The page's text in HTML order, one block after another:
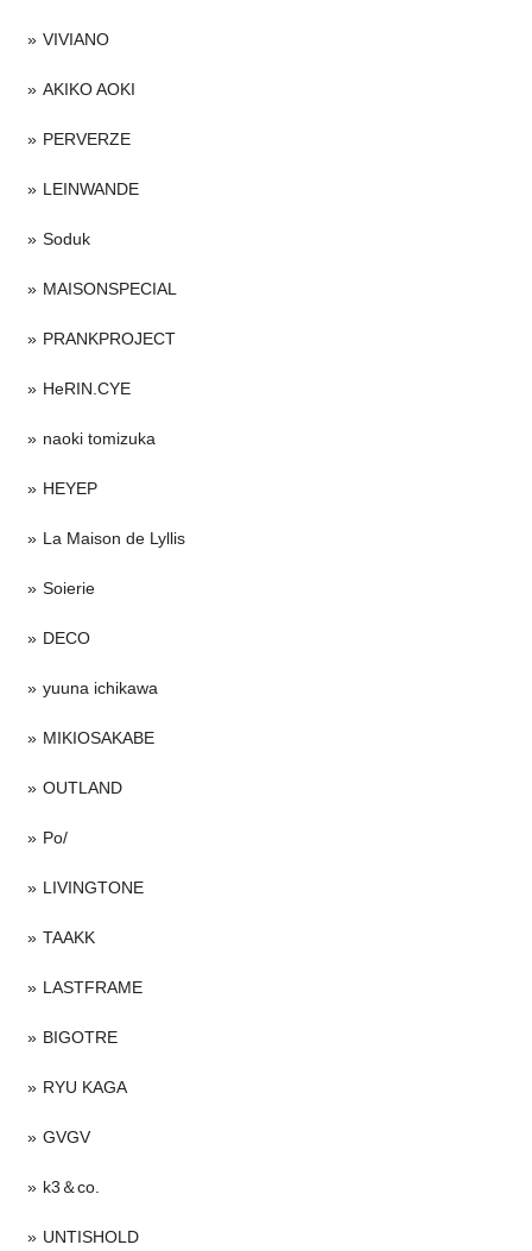
VIVIANO
AKIKO AOKI
PERVERZE
LEINWANDE
Soduk
MAISONSPECIAL
PRANKPROJECT
HeRIN.CYE
naoki tomizuka
HEYEP
La Maison de Lyllis
Soierie
DECO
yuuna ichikawa
MIKIOSAKABE
OUTLAND
Po/
LIVINGTONE
TAAKK
LASTFRAME
BIGOTRE
RYU KAGA
GVGV
k3＆co.
UNTISHOLD